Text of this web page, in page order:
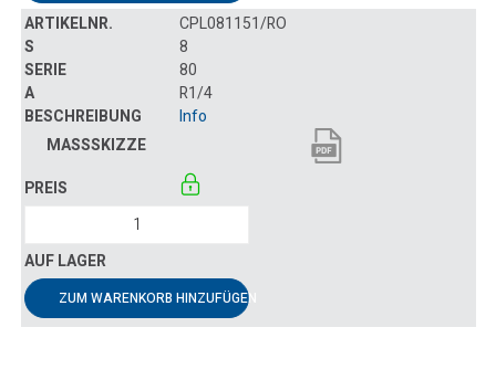
CPL081151/RO
8
80
R1/4
Info
ZUM WARENKORB HINZUFÜGEN